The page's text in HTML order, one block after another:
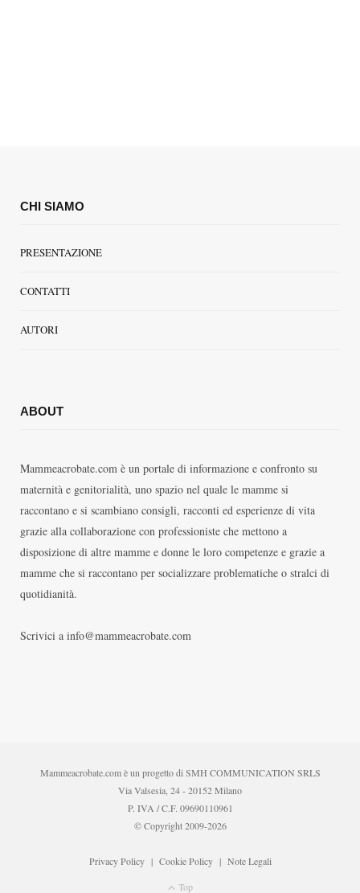
CHI SIAMO
PRESENTAZIONE
CONTATTI
AUTORI
ABOUT
Mammeacrobate.com è un portale di informazione e confronto su
maternità e genitorialità, uno spazio nel quale le mamme si
raccontano e si scambiano consigli, racconti ed esperienze di vita
grazie alla collaborazione con professioniste che mettono a
disposizione di altre mamme e donne le loro competenze e grazie a
mamme che si raccontano per socializzare problematiche o stralci di
quotidianità.
Scrivici a info@mammeacrobate.com
Mammeacrobate.com è un progetto di SMH COMMUNICATION SRLS
Via Valsesia, 24 - 20152 Milano
P. IVA / C.F. 09690110961
© Copyright 2009-2026
Privacy Policy| Cookie Policy| Note Legali
Top